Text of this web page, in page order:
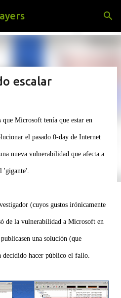
principal
escalar
que Microsoft tenía que estar en
el pasado 0-day de Internet
nueva vulnerabilidad que afecta a
'gigante'.
(cuyos gustos irónicamente
de la vulnerabilidad a Microsoft en
una solución (que
decidido hacer público el fallo.